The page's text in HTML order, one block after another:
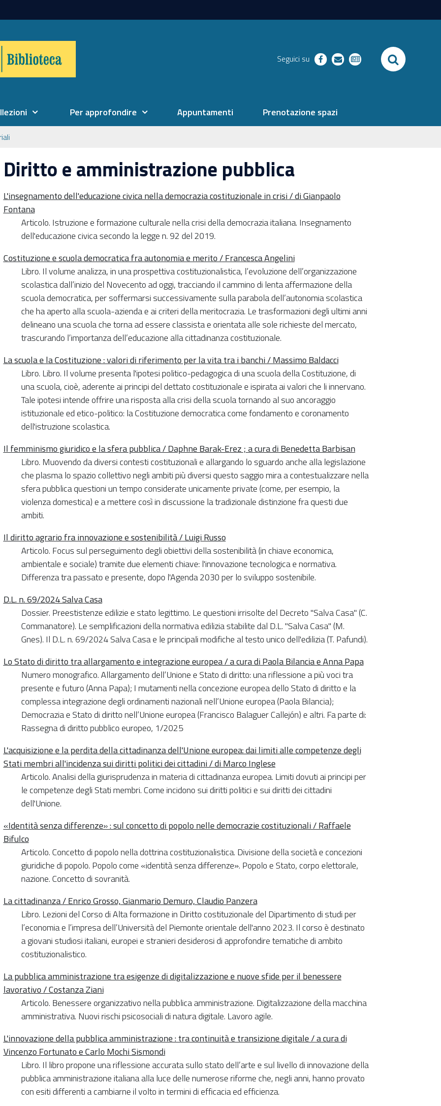
Seguici su facebookrichiestenewsletter SEARCH
Per approfondire Appuntamenti Prenotazione spazi
Diritto e amministrazione pubblica
L'insegnamento dell'educazione civica nella democrazia costituzionale in crisi / di Gianpaolo
Fontana
Articolo. Istruzione e formazione culturale nella crisi della democrazia italiana. Insegnamento
dell'educazione civica secondo la legge n. 92 del 2019.
Costituzione e scuola democratica fra autonomia e merito / Francesca Angelini
Libro. Il volume analizza, in una prospettiva costituzionalistica, l’evoluzione dell’organizzazione
scolastica dall’inizio del Novecento ad oggi, tracciando il cammino di lenta affermazione della
scuola democratica, per soffermarsi successivamente sulla parabola dell’autonomia scolastica
che ha aperto alla scuola-azienda e ai criteri della meritocrazia. Le trasformazioni degli ultimi anni
delineano una scuola che torna ad essere classista e orientata alle sole richieste del mercato,
trascurando l’importanza dell’educazione alla cittadinanza costituzionale.
La scuola e la Costituzione : valori di riferimento per la vita tra i banchi / Massimo Baldacci
Libro. Libro. Il volume presenta l'ipotesi politico-pedagogica di una scuola della Costituzione, di
una scuola, cioè, aderente ai principi del dettato costituzionale e ispirata ai valori che li innervano.
Tale ipotesi intende offrire una risposta alla crisi della scuola tornando al suo ancoraggio
istituzionale ed etico-politico: la Costituzione democratica come fondamento e coronamento
dell'istruzione scolastica.
Il femminismo giuridico e la sfera pubblica / Daphne Barak-Erez ; a cura di Benedetta Barbisan
Libro. Muovendo da diversi contesti costituzionali e allargando lo sguardo anche alla legislazione
che plasma lo spazio collettivo negli ambiti più diversi questo saggio mira a contestualizzare nella
sfera pubblica questioni un tempo considerate unicamente private (come, per esempio, la
violenza domestica) e a mettere così in discussione la tradizionale distinzione fra questi due
ambiti.
Il diritto agrario fra innovazione e sostenibilità / Luigi Russo
Articolo. Focus sul perseguimento degli obiettivi della sostenibilità (in chiave economica,
ambientale e sociale) tramite due elementi chiave: l'innovazione tecnologica e normativa.
Differenza tra passato e presente, dopo l'Agenda 2030 per lo sviluppo sostenibile.
D.L. n. 69/2024 Salva Casa
Dossier. Preestistenze edilizie e stato legittimo. Le questioni irrisolte del Decreto "Salva Casa" (C.
Commanatore). Le semplificazioni della normativa edilizia stabilite dal D.L. "Salva Casa" (M.
Gnes). Il D.L. n. 69/2024 Salva Casa e le principali modifiche al testo unico dell'edilizia (T. Pafundi).
Lo Stato di diritto tra allargamento e integrazione europea / a cura di Paola Bilancia e Anna Papa
Numero monografico. Allargamento dell’Unione e Stato di diritto: una riflessione a più voci tra
presente e futuro (Anna Papa); I mutamenti nella concezione europea dello Stato di diritto e la
complessa integrazione degli ordinamenti nazionali nell’Unione europea (Paola Bilancia);
Democrazia e Stato di diritto nell’Unione europea (Francisco Balaguer Callejón) e altri. Fa parte di:
Rassegna di diritto pubblico europeo, 1/2025
L'acquisizione e la perdita della cittadinanza dell'Unione europea: dai limiti alle competenze degli
Stati membri all'incidenza sui diritti politici dei cittadini / di Marco Inglese
Articolo. Analisi della giurisprudenza in materia di cittadinanza europea. Limiti dovuti ai principi per
le competenze degli Stati membri. Come incidono sui diritti politici e sui diritti dei cittadini
dell'Unione.
«Identità senza differenze» : sul concetto di popolo nelle democrazie costituzionali / Raffaele
Bifulco
Articolo. Concetto di popolo nella dottrina costituzionalistica. Divisione della società e concezioni
giuridiche di popolo. Popolo come «identità senza differenze». Popolo e Stato, corpo elettorale,
nazione. Concetto di sovranità.
La cittadinanza / Enrico Grosso, Gianmario Demuro, Claudio Panzera
Libro. Lezioni del Corso di Alta formazione in Diritto costituzionale del Dipartimento di studi per
l’economia e l’impresa dell’Università del Piemonte orientale dell'anno 2023. Il corso è destinato
a giovani studiosi italiani, europei e stranieri desiderosi di approfondire tematiche di ambito
costituzionalistico.
La pubblica amministrazione tra esigenze di digitalizzazione e nuove sfide per il benessere
lavorativo / Costanza Ziani
Articolo. Benessere organizzativo nella pubblica amministrazione. Digitalizzazione della macchina
amministrativa. Nuovi rischi psicosociali di natura digitale. Lavoro agile.
L'innovazione della pubblica amministrazione : tra continuità e transizione digitale / a cura di
Vincenzo Fortunato e Carlo Mochi Sismondi
Libro. Il libro propone una riflessione accurata sullo stato dell’arte e sul livello di innovazione della
pubblica amministrazione italiana alla luce delle numerose riforme che, negli anni, hanno provato
con esiti differenti a cambiarne il volto in termini di efficacia ed efficienza.